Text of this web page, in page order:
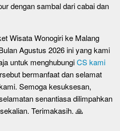
dengan sambal dari cabai dan
Wisata Wonogiri ke Malang
Agustus 2026 ini yang kami
untuk menghubungiCS kami
bermanfaat dan selamat
Semoga kesuksesan,
senantiasa dilimpahkan
Terimakasih. 🙏